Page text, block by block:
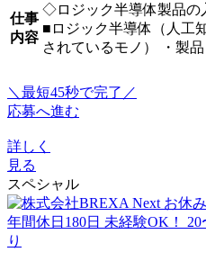
仕事
内容
◇ロジック半導体製品
■ロジック半導体（人工
されているモノ） ・製
＼最短45秒で完了／
応募へ進む
詳しく
見る
スペシャル